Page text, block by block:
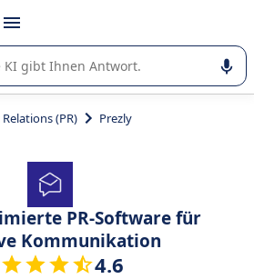
mit
bei der Nutzung oder Auswahl
(PR) Prezly
PR-Software für
Kommunikation
4.6